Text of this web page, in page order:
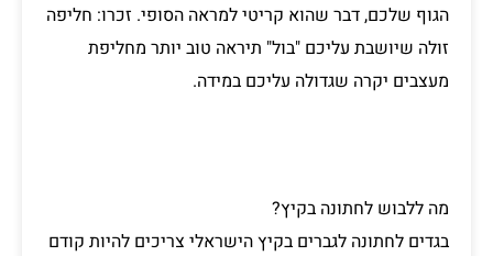
הגוף שלכם, דבר שהוא קריטי למראה הסופי. זכרו: חליפה
זולה שיושבת עליכם "בול" תיראה טוב יותר מחליפת
מעצבים יקרה שגדולה עליכם במידה.
מה ללבוש לחתונה בקיץ?
בגדים לחתונה לגברים בקיץ הישראלי צריכים להיות קודם